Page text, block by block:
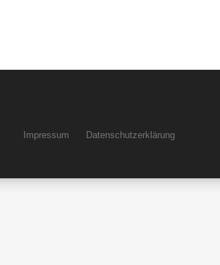
Impressum Datenschutzerklärung